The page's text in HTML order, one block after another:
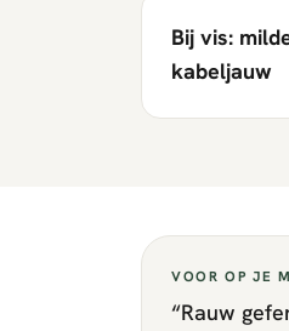
Bij vis:
kabeljauw
VOOR OP JE
“Rauw